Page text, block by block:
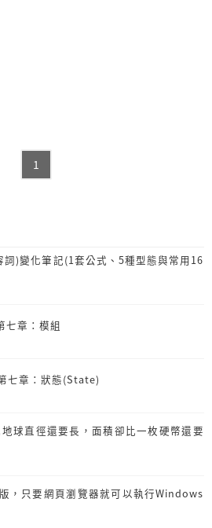
1
詞)變化筆記(1套公式、5種型態與常用16
章：模組
七章：狀態(State)
球直徑還要長，面積卻比一枚硬幣還要
，只要網頁瀏覽器就可以執行Windows